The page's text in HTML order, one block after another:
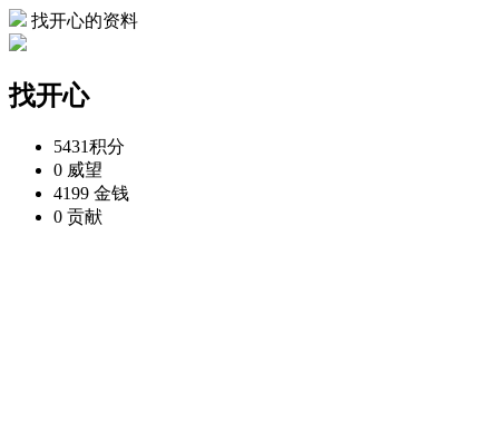
找开心的资料
找开心
5431积分
0 威望
4199 金钱
0 贡献